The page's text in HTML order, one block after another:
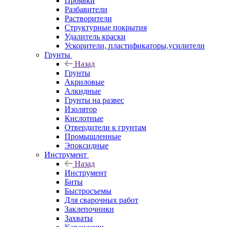
Разбавители
Растворители
Структурные покрытия
Удалитель краски
Ускорители, пластификаторы,усилители
Грунты
Назад
Грунты
Акриловые
Алкидные
Грунты на развес
Изолятор
Кислотные
Отвердители к грунтам
Промышленные
Эпоксидные
Инструмент
Назад
Инструмент
Биты
Быстросъемы
Для сварочных работ
Заклепочники
Захваты